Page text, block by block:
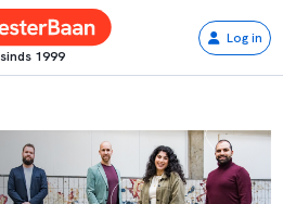
sinds 1999
Log in